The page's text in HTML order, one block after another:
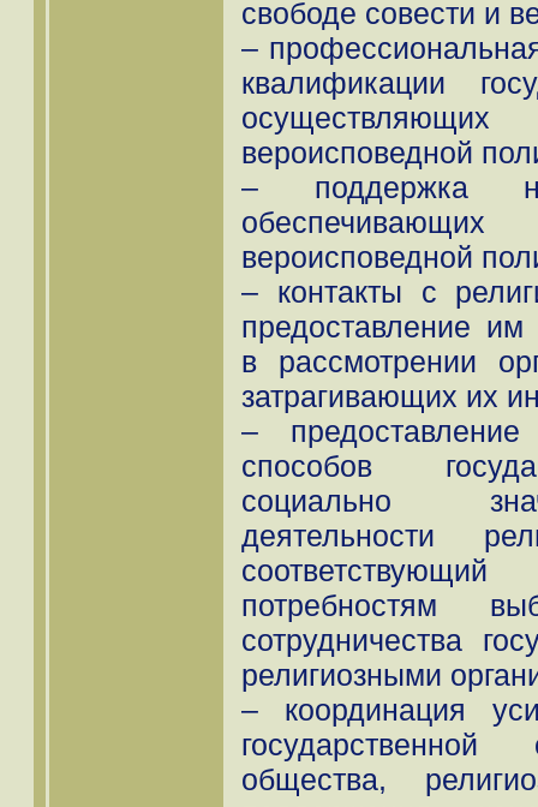
свободе совести и
–
квалификации
вероисповедной
– поддержка
обеспечивающих
вероисповедной
– контакты с
предоставление им
в рассмотрении
затрагивающих их
–
способов
социально
деятельности
сотрудничества
религиозными
– координация
государственной
общества,